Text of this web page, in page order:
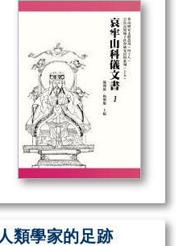
類學家的足跡